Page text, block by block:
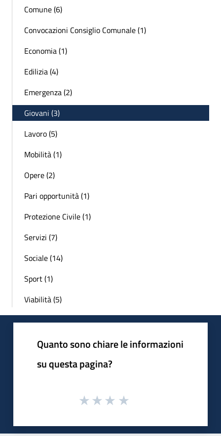
Comune (6)
Convocazioni Consiglio Comunale (1)
Economia (1)
Edilizia (4)
Emergenza (2)
Giovani (3)
Lavoro (5)
Mobilità (1)
Opere (2)
Pari opportunità (1)
Protezione Civile (1)
Servizi (7)
Sociale (14)
Sport (1)
Viabilità (5)
Quanto sono chiare le informazioni
su questa pagina?